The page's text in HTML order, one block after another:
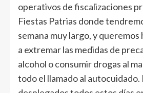
operativos de fiscalizaciones
Fiestas Patrias donde
semana muy largo, y queremos
a extremar las medidas de
alcohol o consumir drogas al
todo el llamado al autocuidado.